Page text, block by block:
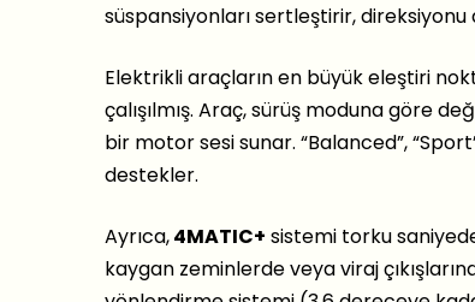
süspansiyonları sertleştirir, direksiyonu
Elektrikli araçların en büyük eleştiri
çalışılmış. Araç, sürüş moduna göre
bir motor sesi sunar. “Balanced”,
destekler.
Ayrıca,4MATIC+ sistemi torku
kaygan zeminlerde veya viraj